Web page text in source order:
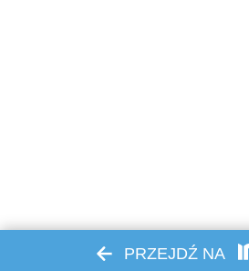
PRZEJDŹ NA